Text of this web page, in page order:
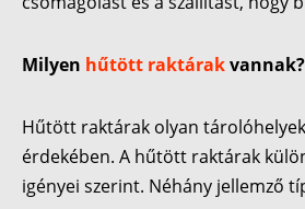
Milyen hűtött raktárakvannak?
Hűtött raktárak olyan
érdekében. A hűtött raktárak
igényei szerint. Néhány jellemző